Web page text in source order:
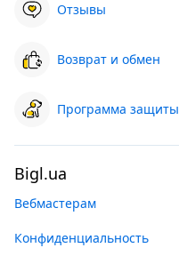
Отзывы
Возврат и обмен
Программа защиты
Bigl.ua
Вебмастерам
Конфиденциальность